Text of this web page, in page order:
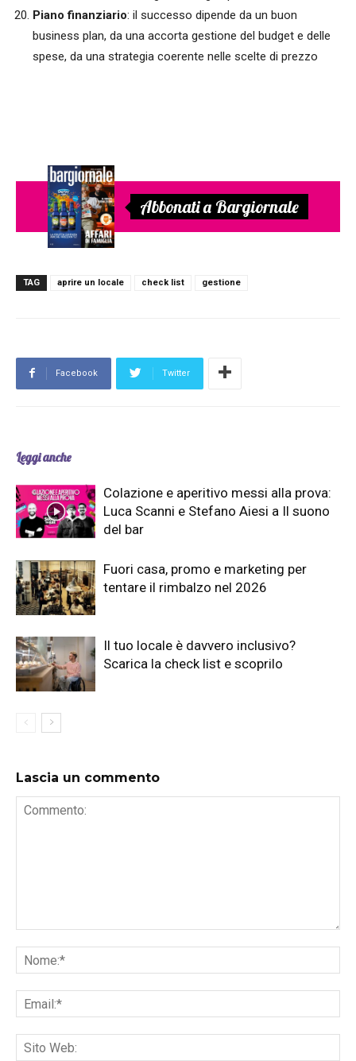
Piano finanziario: il successo dipende da un buon
business plan, da una accorta gestione del budget e delle
spese, da una strategia coerente nelle scelte di prezzo
Abbonati a Bargiornale
TAG aprire un locale check list gestione
Facebook Twitter
Leggi anche
Colazione e aperitivo messi alla prova:
Luca Scanni e Stefano Aiesi a Il suono
del bar
Fuori casa, promo e marketing per
tentare il rimbalzo nel 2026
Il tuo locale è davvero inclusivo?
Scarica la check list e scoprilo
Lascia un commento